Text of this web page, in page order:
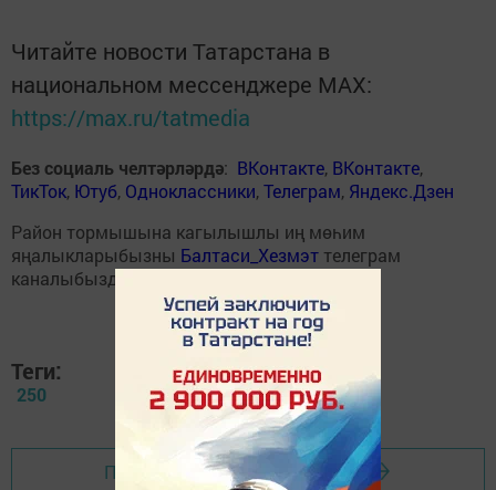
Читайте новости Татарстана в
национальном мессенджере MАХ:
https://max.ru/tatmedia
Без социаль челтәрләрдә: ВКонтакте, ВКонтакте,
ТикТок, Ютуб, Одноклассники,Телеграм, Яндекс.Дзен
Район тормышына кагылышлы иң мөһим
яңалыкларыбызны Балтаси_Хезмэт телеграм
каналыбызда да укыгыз.
Теги:
250
Перейти на страницу новости